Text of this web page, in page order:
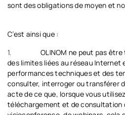
sont des obligations de moyen et
C’est ainsi que :
1.
OLINOM ne peut pas
des limites liées au réseau Internet
performances techniques et des
consulter, interroger ou transférer
acte de ce que, lorsque vous
téléchargement et de consultation